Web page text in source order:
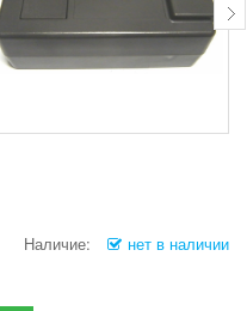
Наличие: нет в наличии